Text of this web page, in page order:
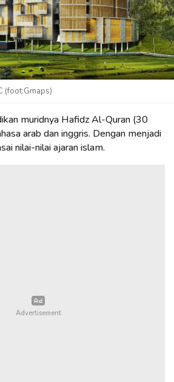
(foot:Gmaps)
muridnya Hafidz Al-Quran (30
arab dan inggris. Dengan menjadi
nilai-nilai ajaran islam.